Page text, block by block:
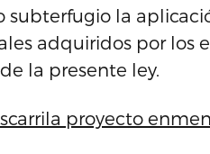
la
adquiridos por los
la presente ley.
proyecto